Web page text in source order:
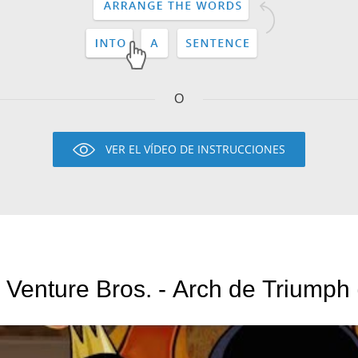
O
VER EL VÍDEO DE INSTRUCCIONES
Venture Bros. - Arch de Triumph